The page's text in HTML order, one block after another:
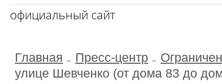
официальный сайт
Главная Пресс-центр
улице Шевченко (от дома 83 до